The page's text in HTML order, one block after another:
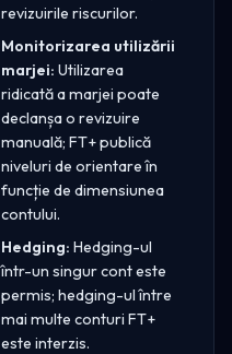
revizuirile riscurilor.
Monitorizarea utilizării
marjei: Utilizarea
ridicată a marjei poate
declanșa o revizuire
manuală; FT+ publică
niveluri de orientare în
funcție de dimensiunea
contului.
Hedging: Hedging-ul
într-un singur cont este
permis; hedging-ul între
mai multe conturi FT+
este interzis.